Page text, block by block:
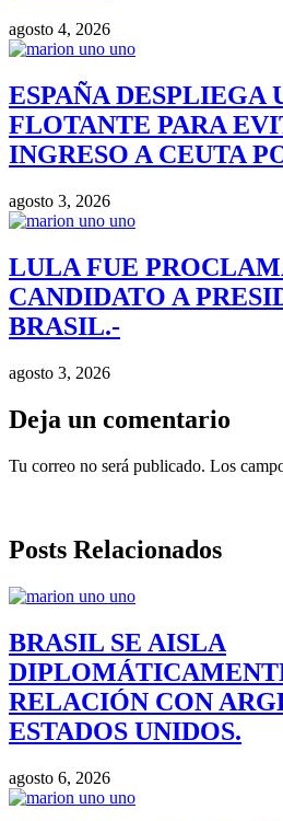
agosto 4, 2026
ESPAÑA DESPLIEGA
FLOTANTE PARA
INGRESO A CEUTA
agosto 3, 2026
LULA FUE
CANDIDATO A
BRASIL.-
agosto 3, 2026
Deja un comentario
Tu correo no será publicado. Los
Posts Relacionados
BRASIL SE AISLA
RELACIÓN CON
ESTADOS UNIDOS.
agosto 6, 2026